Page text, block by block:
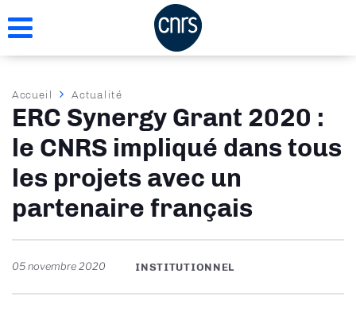
au
Fil
d'Ariane
Accueil Actualité
ERC Synergy Grant 2020 :
le CNRS impliqué dans tous
les projets avec un
partenaire français
05 novembre 2020 INSTITUTIONNEL